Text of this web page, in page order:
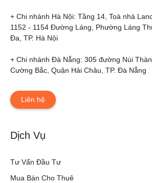
+ Chi nhánh Hà Nội: Tầng 14, Toà nhà
1152 - 1154 Đường Láng, Phường Láng
Đa, TP. Hà Nội
+ Chi nhánh Đà Nẵng: 305 đường Núi
Cường Bắc, Quận Hải Châu, TP. Đà Nẵng
Liên hệ
Dịch Vụ
Tư Vấn Đầu Tư
Mua Bán Cho Thuê